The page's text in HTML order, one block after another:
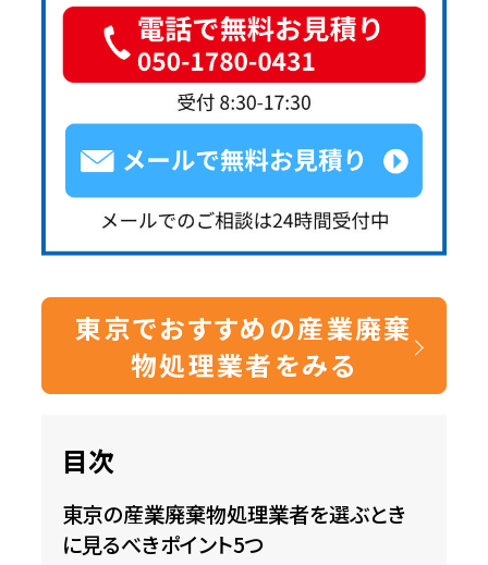
東京でおすすめの産業廃棄
物処理業者をみる
目次
東京の産業廃棄物処理業者を選ぶとき
に見るべきポイント5つ